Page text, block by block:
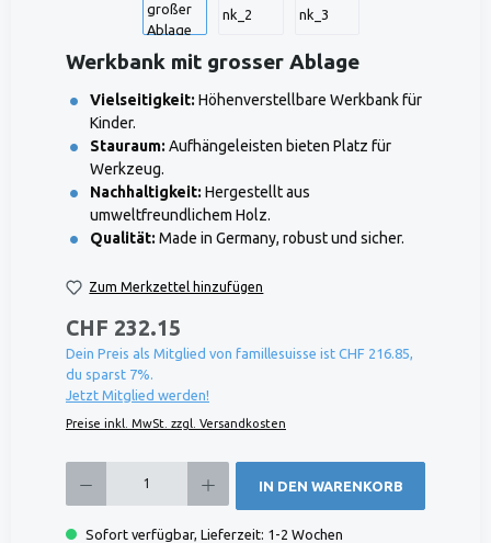
Werkbank mit grosser Ablage
Vielseitigkeit: Höhenverstellbare Werkbank für
Kinder.
Stauraum: Aufhängeleisten bieten Platz für
Werkzeug.
Nachhaltigkeit: Hergestellt aus
umweltfreundlichem Holz.
Qualität: Made in Germany, robust und sicher.
Zum Merkzettel hinzufügen
CHF 232.15
Dein Preis als Mitglied von famillesuisse ist CHF 216.85,
du sparst 7%.
Jetzt Mitglied werden!
Preise inkl. MwSt. zzgl. Versandkosten
IN DEN WARENKORB
Sofort verfügbar, Lieferzeit: 1-2 Wochen